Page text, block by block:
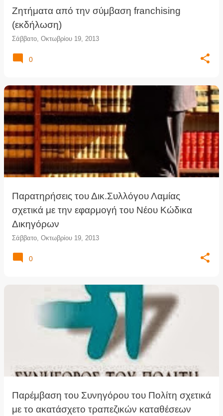
Ζητήματα από την σύμβαση franchising
(εκδήλωση)
Σάββατο, Οκτωβρίου 19, 2013
0
Παρατηρήσεις του Δικ.Συλλόγου Λαμίας
σχετικά με την εφαρμογή του Νέου Κώδικα
Δικηγόρων
Σάββατο, Οκτωβρίου 19, 2013
0
Παρέμβαση του Συνηγόρου του Πολίτη σχετικά
με το ακατάσχετο τραπεζικών καταθέσεων